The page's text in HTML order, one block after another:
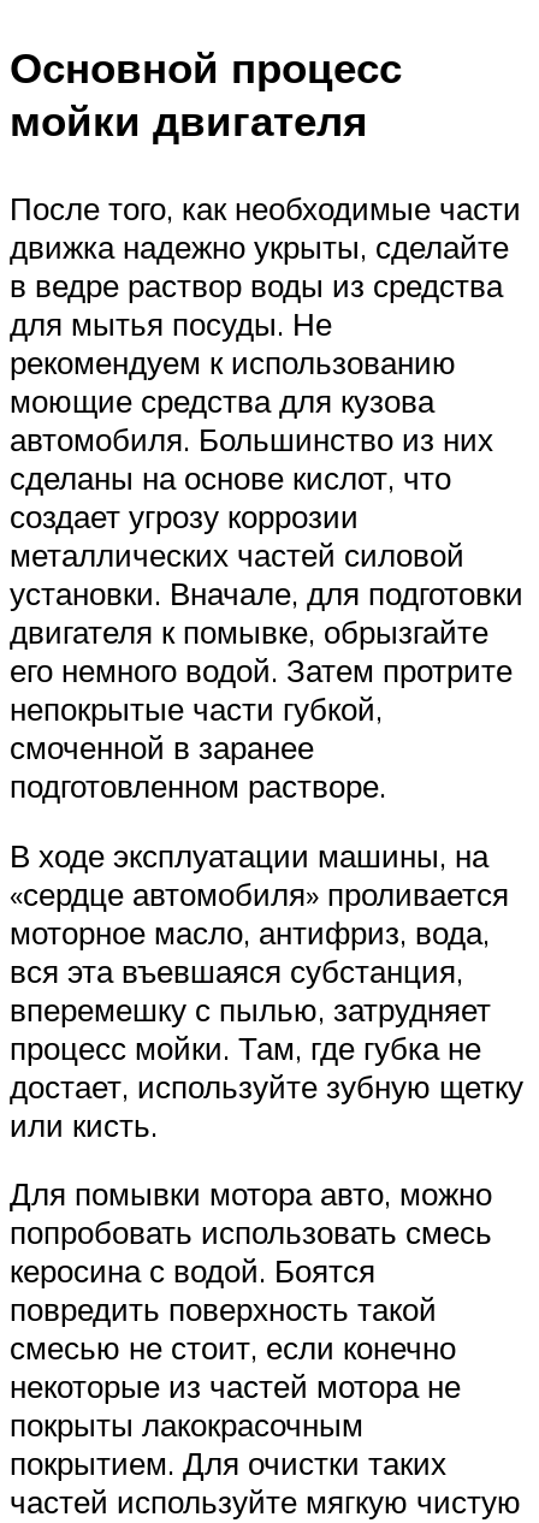
Основной процесс
мойки двигателя
После того, как необходимые части
движка надежно укрыты, сделайте
в ведре раствор воды из средства
для мытья посуды. Не
рекомендуем к использованию
моющие средства для кузова
автомобиля. Большинство из них
сделаны на основе кислот, что
создает угрозу коррозии
металлических частей силовой
установки. Вначале, для подготовки
двигателя к помывке, обрызгайте
его немного водой. Затем протрите
непокрытые части губкой,
смоченной в заранее
подготовленном растворе.
В ходе эксплуатации машины, на
«сердце автомобиля» проливается
моторное масло, антифриз, вода,
вся эта въевшаяся субстанция,
вперемешку с пылью, затрудняет
процесс мойки. Там, где губка не
достает, используйте зубную щетку
или кисть.
Для помывки мотора авто, можно
попробовать использовать смесь
керосина с водой. Боятся
повредить поверхность такой
смесью не стоит, если конечно
некоторые из частей мотора не
покрыты лакокрасочным
покрытием. Для очистки таких
частей используйте мягкую чистую